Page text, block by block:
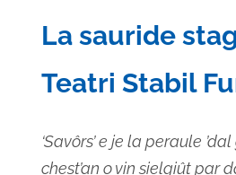
data.
La sauride
Teatri Stabil
‘Savôrs’ e je la peraule
chest’an o vin sielgiût par